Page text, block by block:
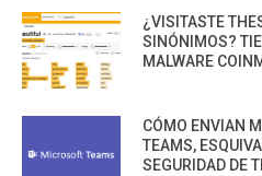
¿VISITASTE
SINÓNIMOS?
MALWARE
CÓMO ENVIAN
TEAMS,
SEGURIDAD DE